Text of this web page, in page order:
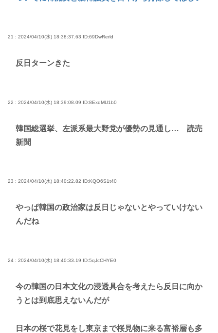
21 : 2024/04/10(水) 18:38:37.63 ID:69DwRerld
反日ターンきた
22 : 2024/04/10(水) 18:39:08.09 ID:8ExdMU1b0
韓国総選挙、左派系最大野党が優勢の見通し… 読売
新聞
23 : 2024/04/10(水) 18:40:22.82 ID:KQO6S1t40
やっぱ韓国の政治家は反日じゃないとやっていけない
んだね
24 : 2024/04/10(水) 18:40:33.19 ID:5qJcCHYE0
今の韓国の日本文化の浸透具合を考えたら反日に向か
うとは到底思えないんだが
日本の桜で花見をし東京まで桜見物に来る富裕層も多